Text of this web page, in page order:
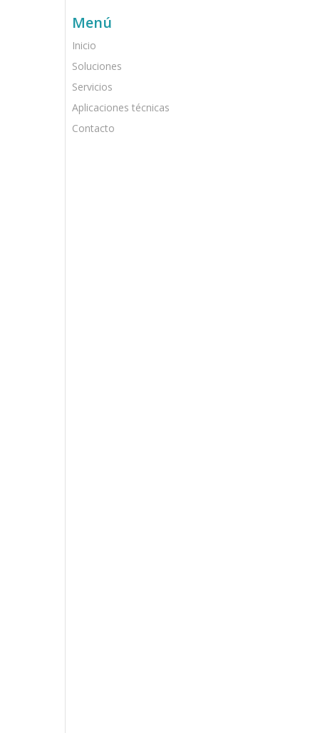
Menú
Inicio
Soluciones
Servicios
Aplicaciones técnicas
Contacto